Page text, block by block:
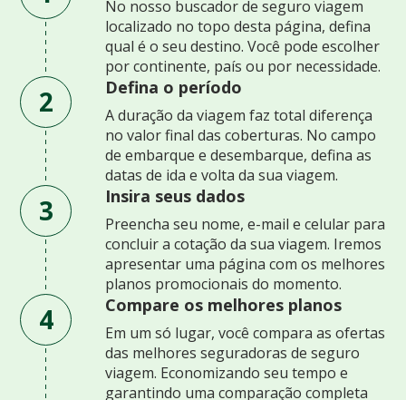
No nosso buscador de seguro viagem
localizado no topo desta página, defina
qual é o seu destino. Você pode escolher
por continente, país ou por necessidade.
2 Defina o período
A duração da viagem faz total diferença
no valor final das coberturas. No campo
de embarque e desembarque, defina as
datas de ida e volta da sua viagem.
3 Insira seus dados
Preencha seu nome, e-mail e celular para
concluir a cotação da sua viagem. Iremos
apresentar uma página com os melhores
planos promocionais do momento.
4 Compare os melhores planos
Em um só lugar, você compara as ofertas
das melhores seguradoras de seguro
viagem. Economizando seu tempo e
garantindo uma comparação completa